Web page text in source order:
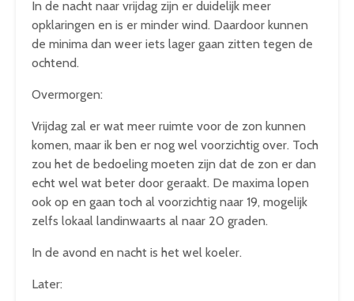
In de nacht naar vrijdag zijn er duidelijk meer
opklaringen en is er minder wind. Daardoor kunnen
de minima dan weer iets lager gaan zitten tegen de
ochtend.
Overmorgen:
Vrijdag zal er wat meer ruimte voor de zon kunnen
komen, maar ik ben er nog wel voorzichtig over. Toch
zou het de bedoeling moeten zijn dat de zon er dan
echt wel wat beter door geraakt. De maxima lopen
ook op en gaan toch al voorzichtig naar 19, mogelijk
zelfs lokaal landinwaarts al naar 20 graden.
In de avond en nacht is het wel koeler.
Later: